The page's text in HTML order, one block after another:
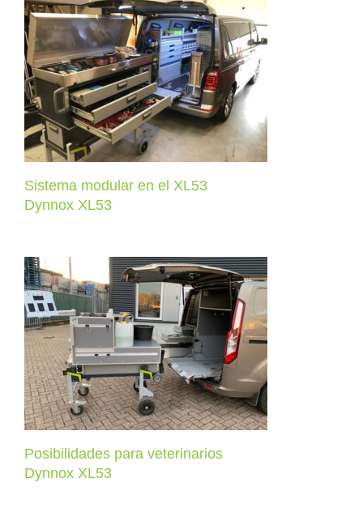
Sistema modular en el XL53
Dynnox XL53
Sistema modular en el XL53
Dynnox XL53
Posibilidades para veterinarios
Dynnox XL53
Posibilidades para veterinarios
Dynnox XL53